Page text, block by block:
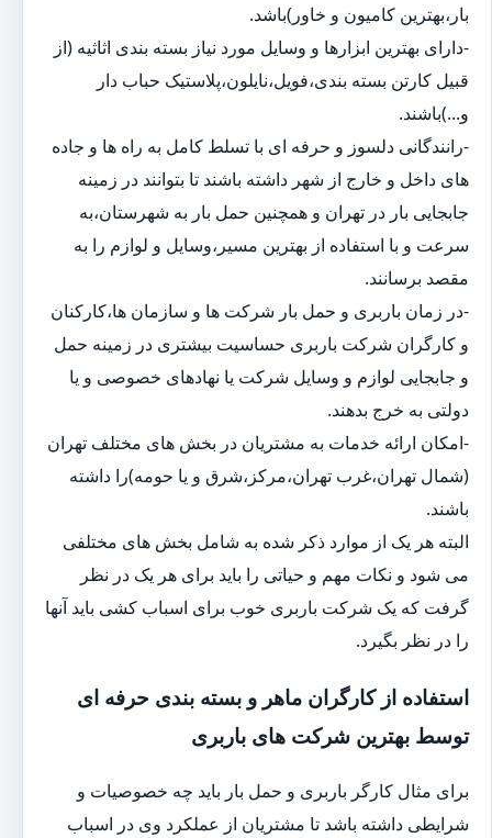
بار،بهترین کامیون و خاور)باشد.
-دارای بهترین ابزارها و وسایل مورد نیاز بسته بندی اثاثیه (از
قبیل کارتن بسته بندی،فویل،نایلون،پلاستیک حباب دار
و...)باشند.
-رانندگانی دلسوز و حرفه ای با تسلط کامل به راه ها و جاده
های داخل و خارج از شهر داشته باشند تا بتوانند در زمینه
جابجایی بار در تهران و همچنین حمل بار به شهرستان،به
سرعت و با استفاده از بهترین مسیر،وسایل و لوازم را به
مقصد برسانند.
-در زمان باربری و حمل بار شرکت ها و سازمان ها،کارکنان
و کارگران شرکت باربری حساسیت بیشتری در زمینه حمل
و جابجایی لوازم و وسایل شرکت یا نهادهای خصوصی و یا
دولتی به خرج بدهند.
-امکان ارائه خدمات به مشتریان در بخش های مختلف تهران
(شمال تهران،غرب تهران،مرکز،شرق و یا حومه)را داشته
باشند.
البته هر یک از موارد ذکر شده به شامل بخش های مختلفی
می شود و نکات مهم و حیاتی را باید برای هر یک در نظر
گرفت که یک شرکت باربری خوب برای اسباب کشی باید آنها
را در نظر بگیرد.
استفاده از کارگران ماهر و بسته بندی حرفه ای
توسط بهترین شرکت های باربری
برای مثال کارگر باربری و حمل بار باید چه خصوصیات و
شرایطی داشته باشد تا مشتریان از عملکرد وی در اسباب